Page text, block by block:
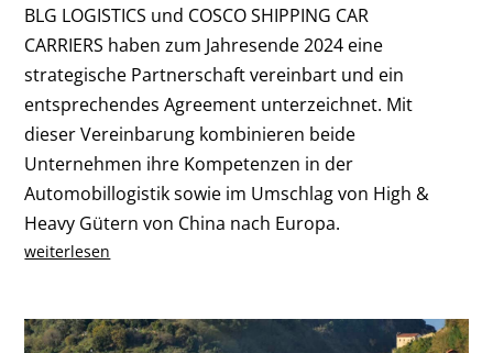
BLG LOGISTICS und COSCO SHIPPING CAR
CARRIERS haben zum Jahresende 2024 eine
strategische Partnerschaft vereinbart und ein
entsprechendes Agreement unterzeichnet. Mit
dieser Vereinbarung kombinieren beide
Unternehmen ihre Kompetenzen in der
Automobillogistik sowie im Umschlag von High &
Heavy Gütern von China nach Europa.
weiterlesen